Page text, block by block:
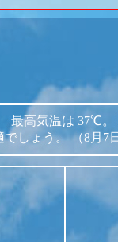
最高気温は 37℃。
でしょう。（8月7